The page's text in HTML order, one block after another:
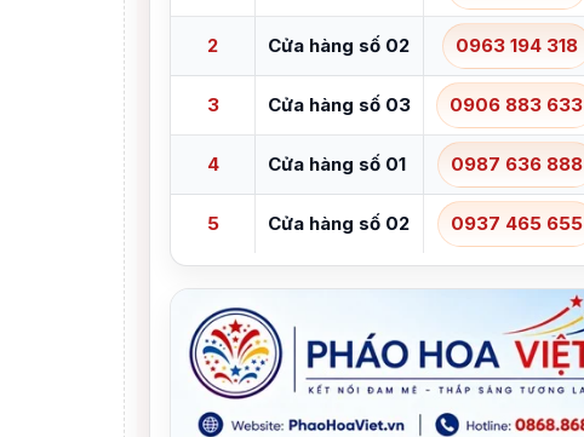
2 Cửa hàng số 02 0963 194 318
3 Cửa hàng số 03 0906 883 633
4 Cửa hàng số 01 0987 636 888
5 Cửa hàng số 02 0937 465 655